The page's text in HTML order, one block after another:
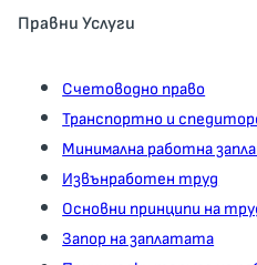
Правни Услуги
Счетоводно право
Транспортно и
Минимална работна
Извънработен труд
Основни принципи на
Запор на заплатата